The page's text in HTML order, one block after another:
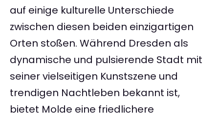
auf einige kulturelle Unterschiede
zwischen diesen beiden einzigartigen
Orten stoßen. Während Dresden als
dynamische und pulsierende Stadt mit
seiner vielseitigen Kunstszene und
trendigen Nachtleben bekannt ist,
bietet Molde eine friedlichere